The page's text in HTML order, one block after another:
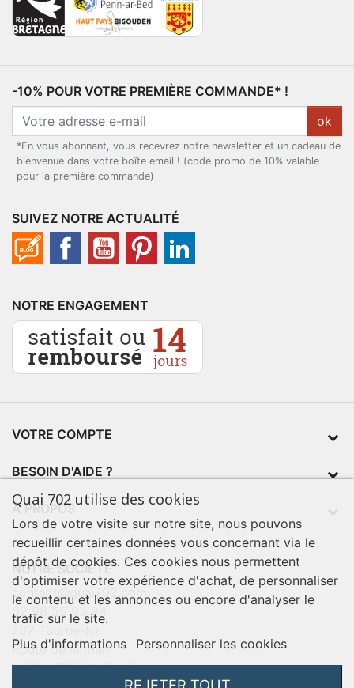
-10% POUR VOTRE PREMIÈRE COMMANDE* !
ok
*En vous abonnant, vous recevrez notre newsletter et un cadeau de
bienvenue dans votre boîte email ! (code promo de 10% valable
pour la première commande)
SUIVEZ NOTRE ACTUALITÉ
NOTRE ENGAGEMENT
VOTRE COMPTE
BESOIN D'AIDE ?
À PROPOS
NOTRE SOCIÉTÉ
contact@quai702.com
02 98 55 93 94
Route de la mer
29720 TREOGAT - France
Quai 702 utilise des cookies
Lors de votre visite sur notre site, nous pouvons
recueillir certaines données vous concernant via le
dépôt de cookies. Ces cookies nous permettent
d'optimiser votre expérience d'achat, de personnaliser
le contenu et les annonces ou encore d'analyser le
trafic sur le site.
Plus d'informations
Personnaliser les cookies
REJETER TOUT